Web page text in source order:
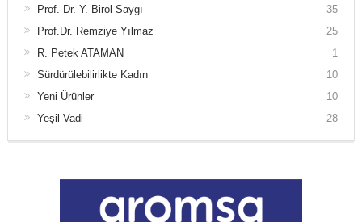
Prof. Dr. Y. Birol Saygı
35
Prof.Dr. Remziye Yılmaz
25
R. Petek ATAMAN
1
Sürdürülebilirlikte Kadın
10
Yeni Ürünler
10
Yeşil Vadi
28